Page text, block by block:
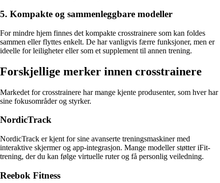
5. Kompakte og sammenleggbare modeller
For mindre hjem finnes det kompakte crosstrainere som kan foldes
sammen eller flyttes enkelt. De har vanligvis færre funksjoner, men er
ideelle for leiligheter eller som et supplement til annen trening.
Forskjellige merker innen crosstrainere
Markedet for crosstrainere har mange kjente produsenter, som hver har
sine fokusområder og styrker.
NordicTrack
NordicTrack er kjent for sine avanserte treningsmaskiner med
interaktive skjermer og app-integrasjon. Mange modeller støtter iFit-
trening, der du kan følge virtuelle ruter og få personlig veiledning.
Reebok Fitness